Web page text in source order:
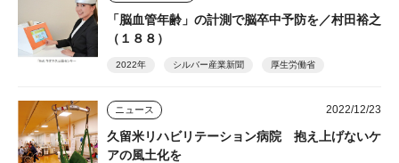
「脳血管年齢」の計測で脳卒中予防を／村田裕之
（１８８）
2022年 シルバー産業新聞 厚生労働省
ニュース 2022/12/23
久留米リハビリテーション病院 抱え上げないケ
アの風土化を